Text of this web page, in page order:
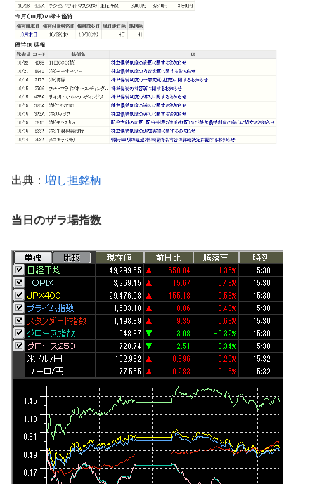
出典： 増し担銘柄
当日のザラ場指数